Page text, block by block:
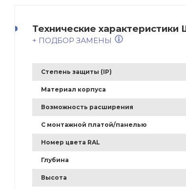
Технические
+ ПОДБОР ЗАМЕНЫ
Степень защиты (IP)
Материал корпуса
Возможность расширения
С монтажной платой/панелью
Номер цвета RAL
Глубина
Высота